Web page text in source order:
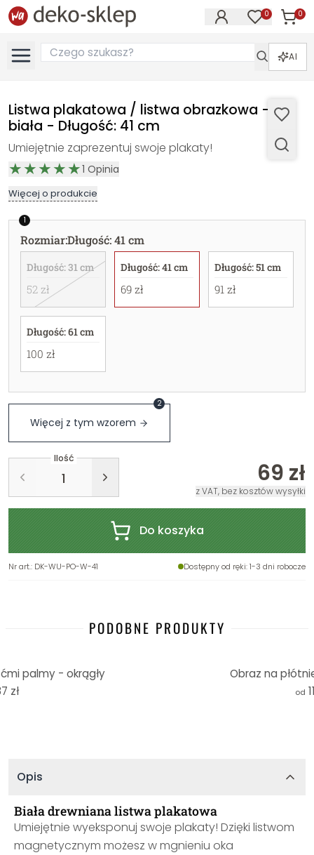
0 0
AI
Listwa plakatowa / listwa obrazkowa -
biała - Długość: 41 cm
Umiejętnie zaprezentuj swoje plakaty!
1 Opinia
Więcej o produkcie
1
Rozmiar:Długość: 41 cm
Długość: 31 cm
52 zł
Długość: 41 cm
69 zł
Długość: 51 cm
91 zł
Długość: 61 cm
100 zł
Więcej z tym wzorem
2
Ilość
69 zł
z VAT, bez kosztów wysyłki
Do koszyka
Nr art.: DK-WU-PO-W-41 Dostępny od ręki: 1-3 dni robocze
PODOBNE PRODUKTY
palmy - okrągły
zł
Obraz na
od
Opis
Biała drewniana listwa plakatowa
Umiejętnie wyeksponuj swoje plakaty! Dzięki listwom
magnetycznym możesz w mgnieniu oka